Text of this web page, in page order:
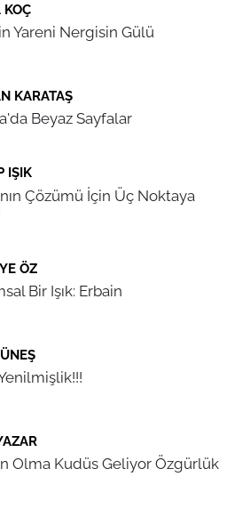
KOÇ
Yareni Nergisin Gülü
KARATAŞ
Beyaz Sayfalar
IŞIK
Çözümü İçin Üç Noktaya
ÖZ
Bir Işık: Erbain
Olma Kudüs Geliyor Özgürlük